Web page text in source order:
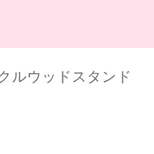
ルウッドスタンド